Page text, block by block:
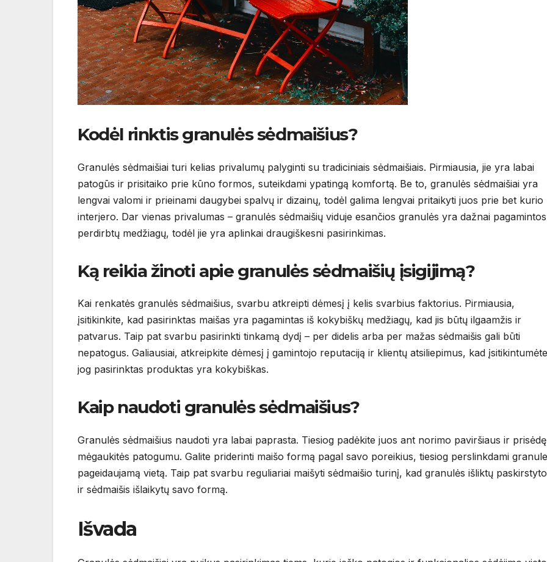
Kodėl rinktis granulės sėdmaišius?
Granulės sėdmaišiai turi kelias privalumų palyginti su tradiciniais sėdmaišiais. Pirmiausia, jie yra labai
patogūs ir prisitaiko prie kūno formos, suteikdami ypatingą komfortą. Be to, granulės sėdmaišiai yra
lengvai valomi ir prieinami daugybei spalvų ir dizainų, todėl galima lengvai pritaikyti juos prie bet kurio
interjero. Dar vienas privalumas – granulės sėdmaišių viduje esančios granulės yra dažnai
perdirbtų medžiagų, todėl jie yra aplinkai draugiškesni pasirinkimas.
Ką reikia žinoti apie granulės sėdmaišių įsigijimą?
Kai renkatės granulės sėdmaišius, svarbu atkreipti dėmesį į kelis svarbius faktorius. Pirmiausia,
įsitikinkite, kad pasirinktas maišas yra pagamintas iš kokybiškų medžiagų, kad jis būtų ilgaamžis ir
patvarus. Taip pat svarbu pasirinkti tinkamą dydį – per didelis arba per mažas sėdmaišis gali būti
nepatogus. Galiausiai, atkreipkite dėmesį į gamintojo reputaciją ir klientų atsiliepimus, kad
jog pasirinktas produktas yra kokybiškas.
Kaip naudoti granulės sėdmaišius?
Granulės sėdmaišius naudoti yra labai paprasta. Tiesiog padėkite juos ant norimo paviršiaus ir prisėdę
mėgaukitės patogumu. Galite priderinti maišo formą pagal savo poreikius, tiesiog perslinkdami
pageidaujamą vietą. Taip pat svarbu reguliariai maišyti sėdmaišio turinį, kad granulės išliktų
ir sėdmaišis išlaikytų savo formą.
Išvada